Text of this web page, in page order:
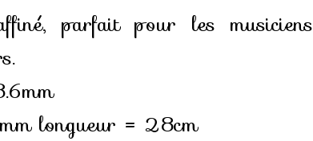
parfait pour les musiciens
longueur = 28cm